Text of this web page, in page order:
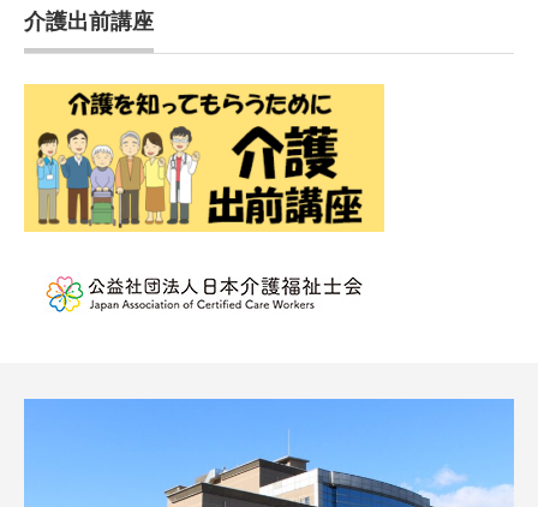
介護出前講座